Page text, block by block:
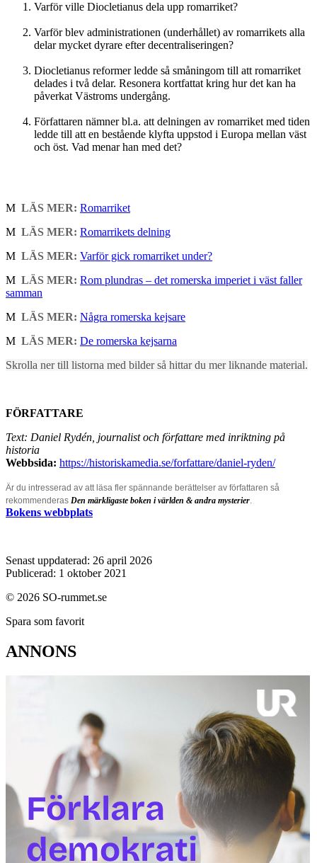
Varför ville Diocletianus dela upp romarriket?
Varför blev administrationen (underhållet) av romarrikets alla
delar mycket dyrare efter decentraliseringen?
Diocletianus reformer ledde så småningom till att romarriket
delades i två delar. Resonera kortfattat kring hur det kan ha
påverkat Västroms undergång.
Författaren nämner bl.a. att delningen av romarriket med tiden
ledde till att en bestående klyfta uppstod i Europa mellan väst
och öst. Vad menar han med det?
M LÄS MER: Romarriket
M LÄS MER: Romarrikets delning
M LÄS MER: Varför gick romarriket under?
M LÄS MER: Rom plundras – det romerska imperiet i väst faller
samman
M LÄS MER: Några romerska kejsare
M LÄS MER: De romerska kejsarna
Skrolla ner till listorna med bilder så hittar du mer liknande material.
FÖRFATTARE
Text: Daniel Rydén, journalist och författare med inriktning på
historia
Webbsida: https://historiskamedia.se/forfattare/daniel-ryden/
Är du intresserad av att läsa fler spännande berättelser av författaren så
rekommenderas Den märkligaste boken i världen & andra mysterier.
Bokens webbplats
Senast uppdaterad: 26 april 2026
Publicerad: 1 oktober 2021
© 2026 SO-rummet.se
Spara som favorit
ANNONS